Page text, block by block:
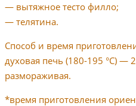
— вытяжное тесто филло;
— телятина.
Способ и время
духовая печь (180-195 °C) —
размораживая.
*время приготовления